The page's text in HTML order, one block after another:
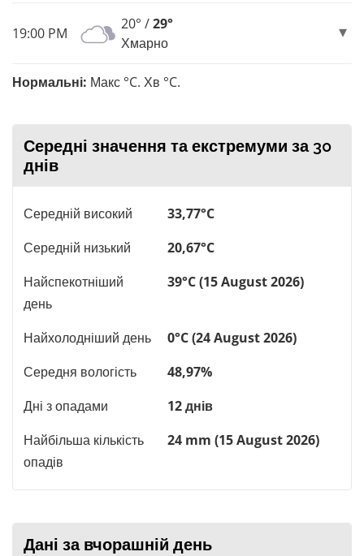
19:00 PM
20° /29°
Хмарно
Нормальні: Макс °C. Хв °C.
Середні значення та екстремуми за 30
днів
Середній високий
33,77°C
Середній низький
20,67°C
Найспекотніший
день
39°C (15 August 2026)
Найхолодніший день
0°C (24 August 2026)
Середня вологість
48,97%
Дні з опадами
12 днів
Найбільша кількість
опадів
24 mm (15 August 2026)
Дані за вчорашній день